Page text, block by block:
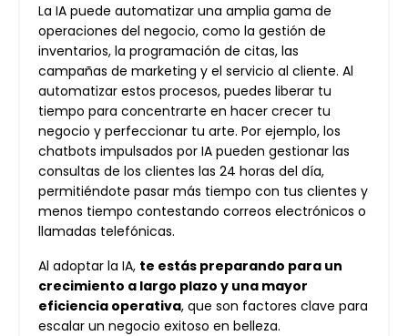
La IA puede automatizar una amplia gama de
operaciones del negocio, como la gestión de
inventarios, la programación de citas, las
campañas de marketing y el servicio al cliente. Al
automatizar estos procesos, puedes liberar tu
tiempo para concentrarte en hacer crecer tu
negocio y perfeccionar tu arte. Por ejemplo, los
chatbots impulsados por IA pueden gestionar las
consultas de los clientes las 24 horas del día,
permitiéndote pasar más tiempo con tus clientes y
menos tiempo contestando correos electrónicos o
llamadas telefónicas.
Al adoptar la IA, te estás preparando para un
crecimiento a largo plazo y una mayor
eficiencia operativa, que son factores clave para
escalar un negocio exitoso en belleza.